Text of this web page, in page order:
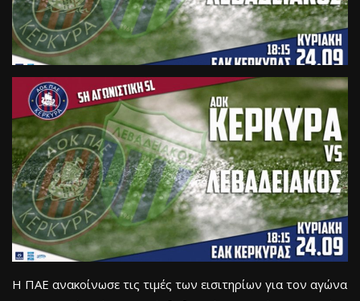
Η ΠΑΕ ανακοίνωσε τις τιμές των εισιτηρίων για τον αγώνα